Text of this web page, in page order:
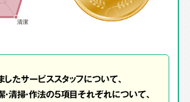
したサービススタッフについて、
・清掃・作法の5項目それぞれについて、